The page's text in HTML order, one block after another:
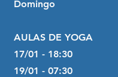
Domingo
AULAS DE YOGA
17/01 - 18:30
19/01 - 07:30